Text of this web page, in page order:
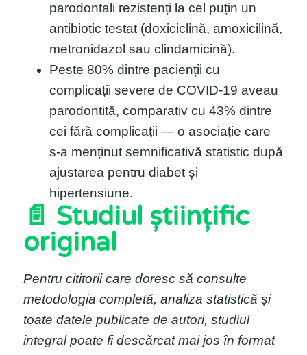
parodontali rezistenți la cel puțin un
antibiotic testat (doxiciclină, amoxicilină,
metronidazol sau clindamicină).
Peste 80% dintre pacienții cu
complicații severe de COVID-19 aveau
parodontită, comparativ cu 43% dintre
cei fără complicații — o asociație care
s-a menținut semnificativă statistic după
ajustarea pentru diabet și
hipertensiune.
📄 Studiul științific
original
Pentru cititorii care doresc să consulte
metodologia completă, analiza statistică și
toate datele publicate de autori, studiul
integral poate fi descărcat mai jos în format